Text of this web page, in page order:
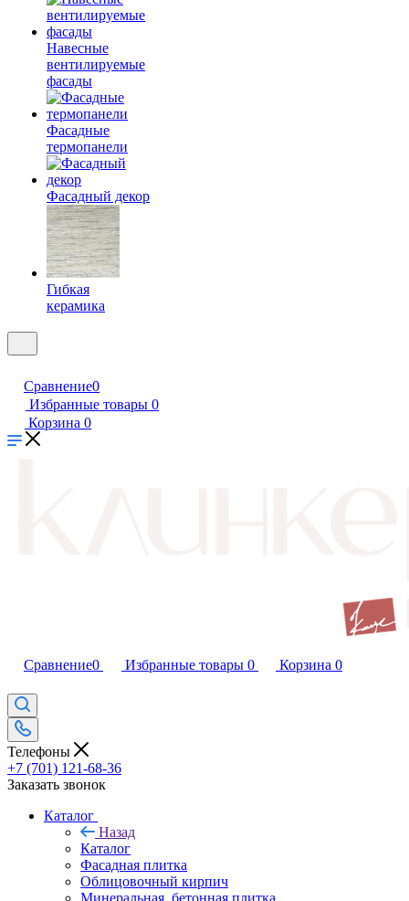
Навесные
вентилируемые
фасады
Фасадные
термопанели
Фасадный декор
Гибкая
керамика
Сравнение0
Избранные товары 0
Корзина 0
Сравнение0 Избранные товары 0 Корзина 0
Телефоны
+7 (701) 121-68-36
Заказать звонок
Каталог
Назад
Каталог
Фасадная плитка
Облицовочный кирпич
Минеральная, бетонная плитка